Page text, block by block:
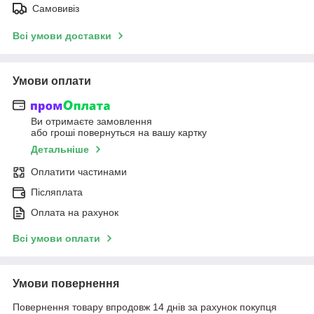
Самовивіз
Всі умови доставки
Умови оплати
Ви отримаєте замовлення
або гроші повернуться на вашу картку
Детальніше
Оплатити частинами
Післяплата
Оплата на рахунок
Всі умови оплати
Умови повернення
Повернення товару впродовж 14 днів за рахунок покупця